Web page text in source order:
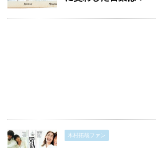
木村拓哉ファン